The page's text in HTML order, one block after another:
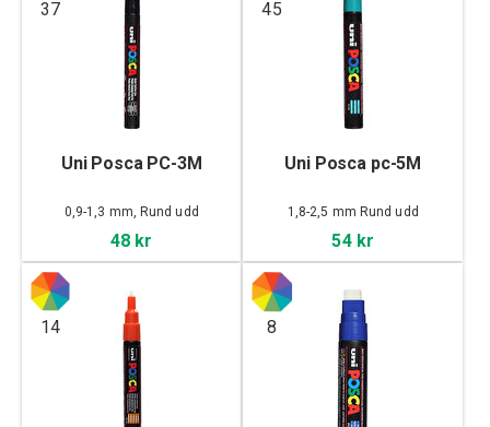
37
Uni Posca PC-3M
0,9-1,3 mm, Rund udd
48 kr
45
Uni Posca pc-5M
1,8-2,5 mm Rund udd
54 kr
14 8